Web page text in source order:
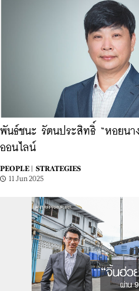
พันธ์ชนะ รัตนประสิทธิ์ “หอยนา
ออนไลน์
PEOPLE |
STRATEGIES
11 Jun 2025